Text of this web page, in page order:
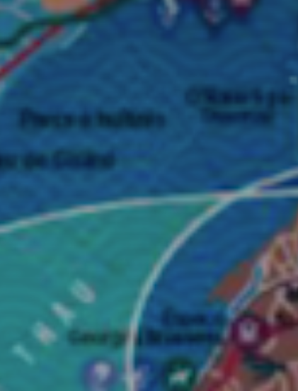
* Champ obligatoire
J'accepte les